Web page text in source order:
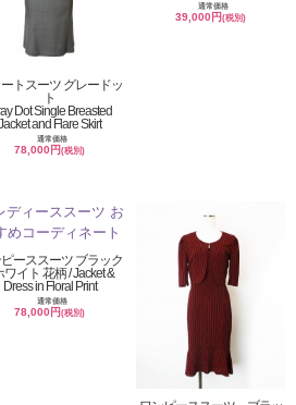
ートスーツ グレードッ
ト
Dot Single Breasted
and Flare Skirt
通常価格
78,000円(税別)
通常価格
39,000円(税別)
ーススーツ ブラック
ワイト 花柄 / Jacket &
Dress in Floral Print
通常価格
78,000円(税別)